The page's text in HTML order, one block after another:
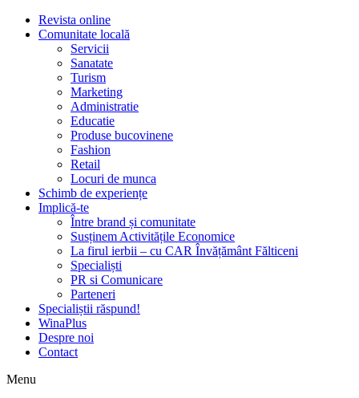
Revista online
Comunitate locală
Servicii
Sanatate
Turism
Marketing
Administratie
Educatie
Produse bucovinene
Fashion
Retail
Locuri de munca
Schimb de experiențe
Implică-te
Între brand și comunitate
Susținem Activitățile Economice
La firul ierbii – cu CAR Învățământ Fălticeni
Specialiști
PR si Comunicare
Parteneri
Specialiștii răspund!
WinaPlus
Despre noi
Contact
Menu